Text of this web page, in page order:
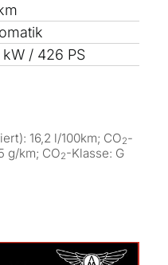
kW / 426 PS
16,2 l/100km; CO2-
g/km; CO2-Klasse: G